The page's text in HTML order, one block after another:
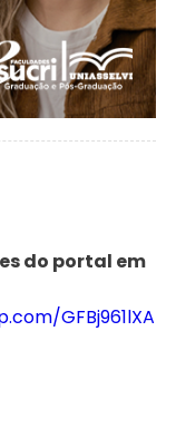
do portal em
GFBj961lXA